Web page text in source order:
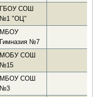
ГБОУ СОШ
№1 "ОЦ"
МБОУ
Гимназия №7
МОБУ СОШ
№15
МБОУ СОШ
№3